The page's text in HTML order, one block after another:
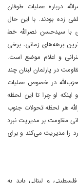
درباره عملیات طوفان
زده بودند. با این حال
با سیدحسن نصرالله خط
برهه‌های زمانی، برخی
و اعلام موضع است.
در پارلمان لبنان چند
در خصوص عملیات
او چرا تا این لحظه
هر لحظه تحولات جنوب
مقاومت بر مدیریت نبرد
را مدیریت می‌کند و برای